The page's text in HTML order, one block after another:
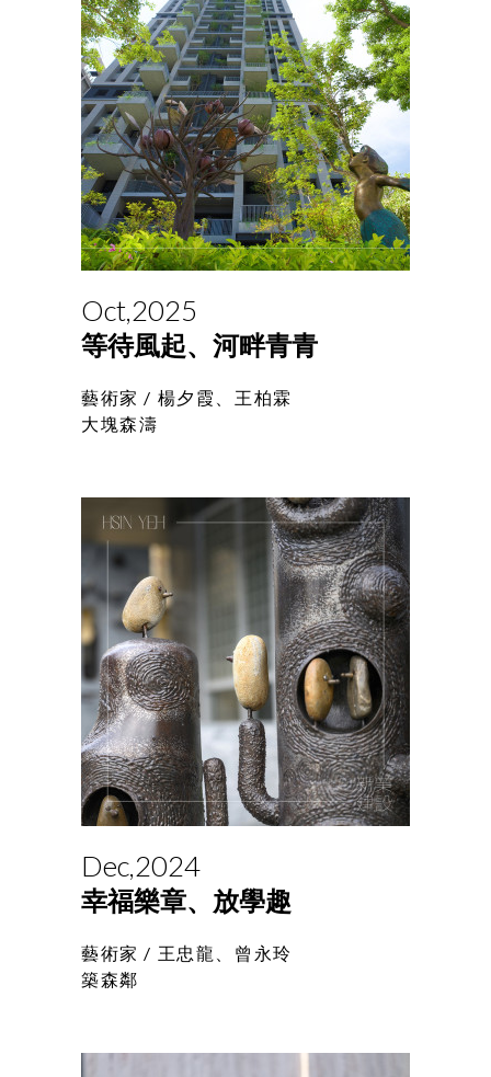
Oct,2025
等待風起、河畔青青
藝術家 / 楊夕霞、王柏霖
大塊森濤
Dec,2024
幸福樂章、放學趣
藝術家 / 王忠龍、曾永玲
築森鄰